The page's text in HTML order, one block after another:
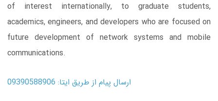
of interest internationally, to graduate students,
academics, engineers, and developers who are focused on
future development of network systems and mobile
communications.
ارسال پیام از طریق ایتا: 09390588906